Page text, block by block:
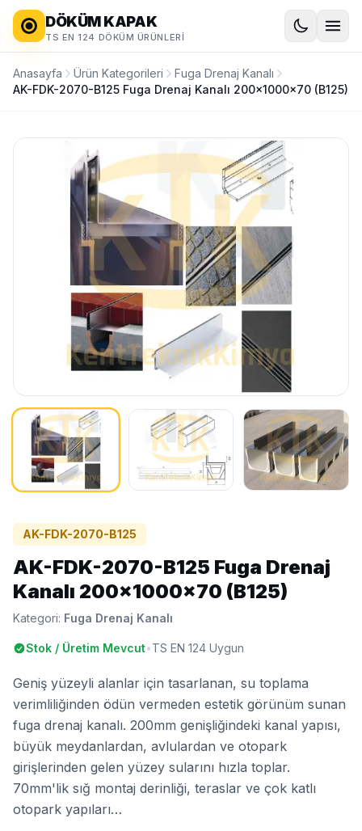
DÖKÜM KAPAK
TS EN 124 DÖKÜM ÜRÜNLERI
Anasayfa Ürün Kategorileri
Fuga Drenaj Kanalı
AK-FDK-2070-B125 Fuga Drenaj Kanalı 200x1000x70 (B125)
AK-FDK-2070-B125
AK-FDK-2070-B125 Fuga Drenaj
Kanalı 200x1000x70 (B125)
Kategori: Fuga Drenaj Kanalı
Stok / Üretim Mevcut•TS EN 124 Uygun
Geniş yüzeyli alanlar için tasarlanan, su toplama
verimliliğinden ödün vermeden estetik görünüm sunan
fuga drenaj kanalı. 200mm genişliğindeki kanal yapısı,
büyük meydanlardan, avlulardan ve otopark
girişlerinden gelen yüzey sularını hızla toplar.
70mm'lik sığ montaj derinliği, teraslar ve çok katlı
otopark yapıları…